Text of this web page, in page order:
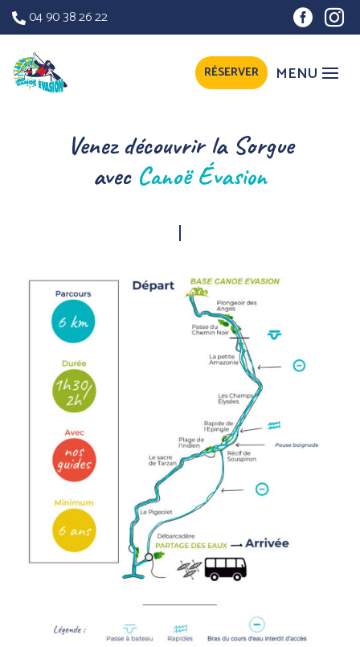
04 90 38 26 22  
RÉSERVER
Venez découvrir la Sorgue
avec Canoë Évasion
du 15